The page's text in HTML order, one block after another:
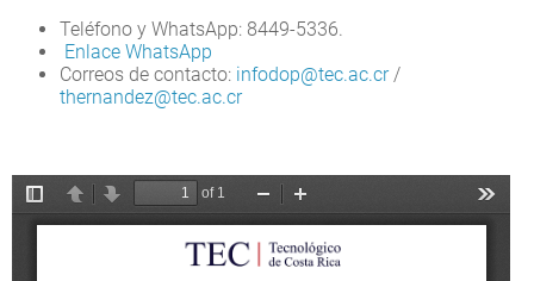
Teléfono y WhatsApp: 8449-5336.
Enlace WhatsApp
Correos de contacto: infodop@tec.ac.cr/
thernandez@tec.ac.cr